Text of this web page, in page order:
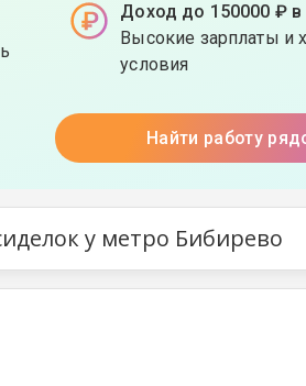
Доход до 150000 ₽
Высокие зарплаты и
условия
Найти работу
у метро Бибирево